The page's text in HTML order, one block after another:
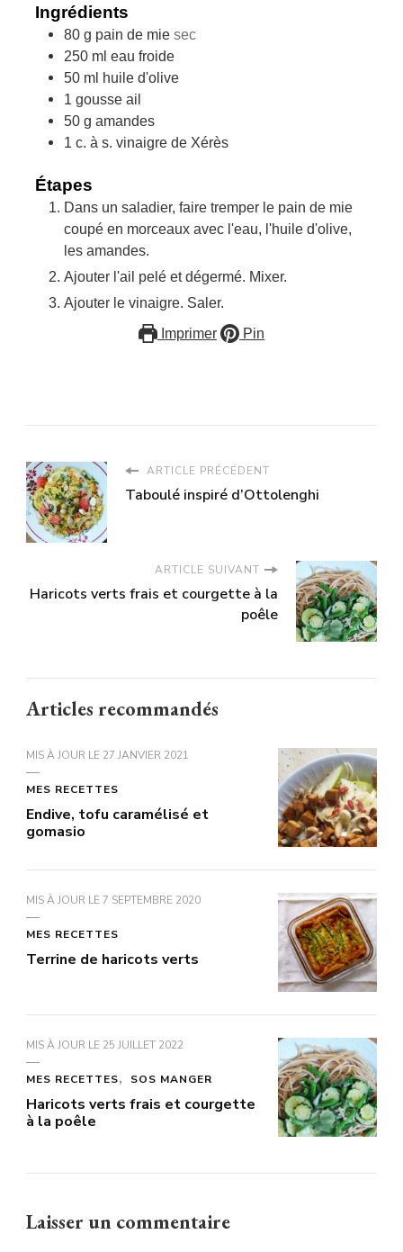
Ingrédients
80 g pain de mie sec
250 ml eau froide
50 ml huile d'olive
1 gousse ail
50 g amandes
1 c. à s. vinaigre de Xérès
Étapes
Dans un saladier, faire tremper le pain de mie
coupé en morceaux avec l'eau, l'huile d'olive,
les amandes.
Ajouter l'ail pelé et dégermé. Mixer.
Ajouter le vinaigre. Saler.
Imprimer
Pin
ARTICLE PRÉCÉDENT
Taboulé inspiré d’Ottolenghi
ARTICLE SUIVANT
Haricots verts frais et courgette à la
poêle
Articles recommandés
MIS À JOUR LE 27 JANVIER 2021
MES RECETTES
Endive, tofu caramélisé et
gomasio
MIS À JOUR LE7 SEPTEMBRE 2020
MES RECETTES
Terrine de haricots verts
MIS À JOUR LE 25 JUILLET 2022
MES RECETTES SOS MANGER
Haricots verts frais et courgette
à la poêle
Laisser un commentaire